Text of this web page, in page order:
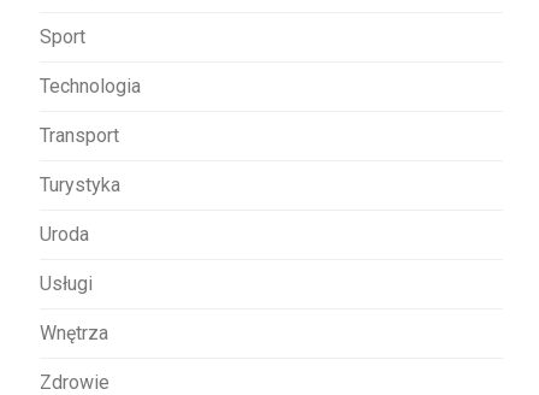
Sport
Technologia
Transport
Turystyka
Uroda
Usługi
Wnętrza
Zdrowie